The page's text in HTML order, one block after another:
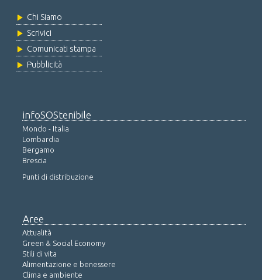
Chi Siamo
Scrivici
Comunicati stampa
Pubblicità
infoSOStenibile
Mondo - Italia
Lombardia
Bergamo
Brescia
Punti di distribuzione
Aree
Attualità
Green & Social Economy
Stili di vita
Alimentazione e benessere
Clima e ambiente